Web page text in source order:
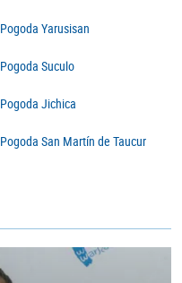
Pogoda Yarusisan
Pogoda Suculo
Pogoda Jichica
Pogoda San Martín de Taucur